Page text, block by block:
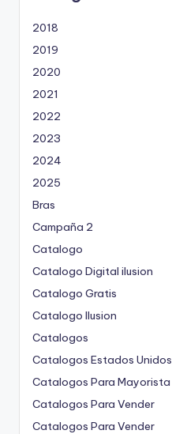
2018
2019
2020
2021
2022
2023
2024
2025
Bras
Campaña 2
Catalogo
Catalogo Digital ilusion
Catalogo Gratis
Catalogo Ilusion
Catalogos
Catalogos Estados Unidos
Catalogos Para Mayorista
Catalogos Para Vender
Catalogos Para Vender